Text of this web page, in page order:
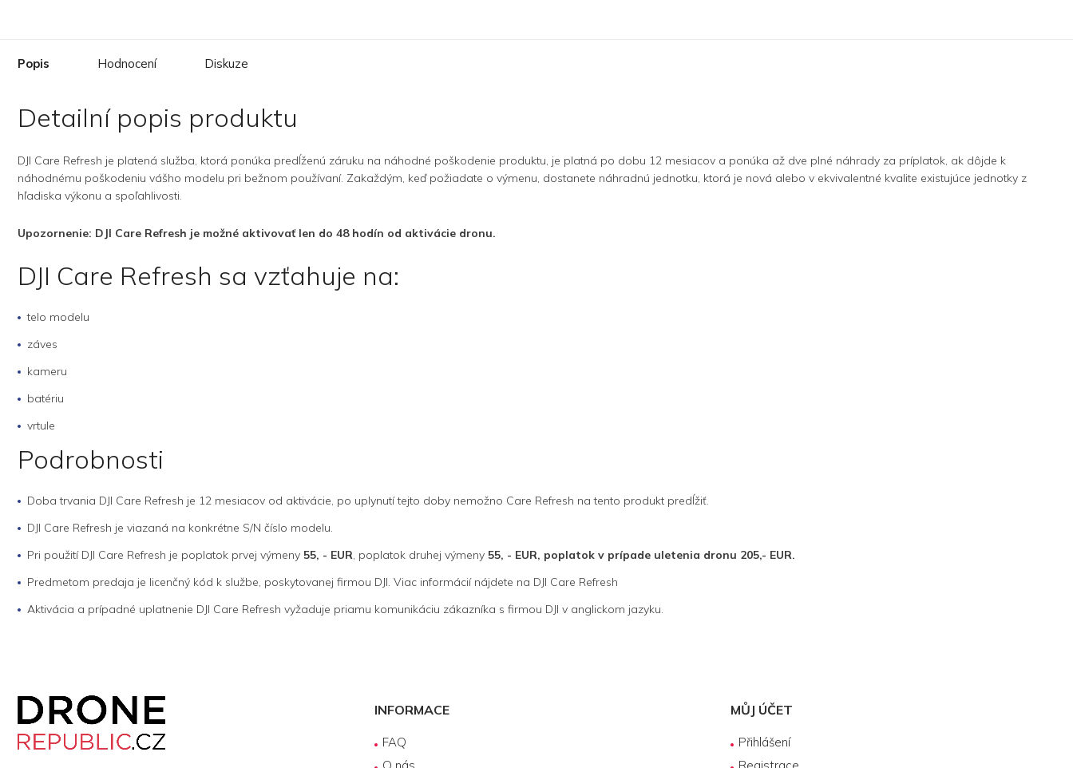
Popis Hodnocení Diskuze
Detailní popis produktu
DJI Care Refresh je platená služba, ktorá ponúka predĺženú záruku na náhodné poškodenie produktu, je platná po dobu 12 mesiacov a ponúka až dve plné náhrady za príplatok, ak dôjde k
náhodnému poškodeniu vášho modelu pri bežnom používaní. Zakaždým, keď požiadate o výmenu, dostanete náhradnú jednotku, ktorá je nová alebo v ekvivalentné kvalite existujúce jednotky z
hľadiska výkonu a spoľahlivosti.
Upozornenie: DJI Care Refresh je možné aktivovať len do 48 hodín od aktivácie dronu.
DJI Care Refresh sa vzťahuje na:
telo modelu
záves
kameru
batériu
vrtule
Podrobnosti
Doba trvania DJI Care Refresh je 12 mesiacov od aktivácie, po uplynutí tejto doby nemožno Care Refresh na tento produkt predĺžiť.
DJI Care Refresh je viazaná na konkrétne S/N číslo modelu.
Pri použití DJI Care Refresh je poplatok prvej výmeny 55, - EUR , poplatok druhej výmeny 55, - EUR, poplatok v prípade uletenia dronu 205,- EUR.
Predmetom predaja je licenčný kód k službe, poskytovanej firmou DJI. Viac informácií nájdete na DJI Care Refresh
Aktivácia a prípadné uplatnenie DJI Care Refresh vyžaduje priamu komunikáciu zákazníka s firmou DJI v anglickom jazyku.
INFORMACE
FAQ
O nás
MŮJ ÚČET
Přihlášení
Registrace